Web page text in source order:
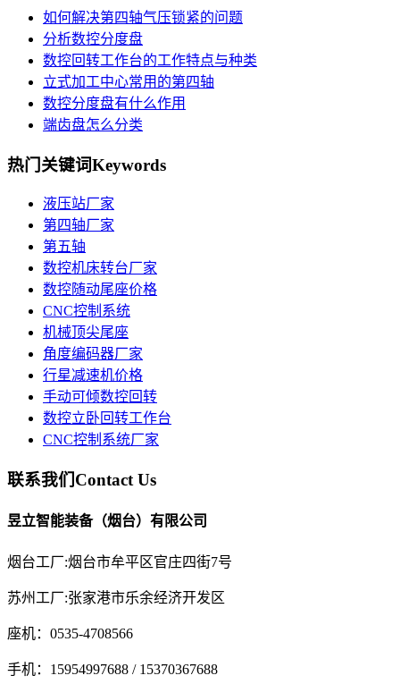
如何解决第四轴气压锁紧的问题
分析数控分度盘
数控回转工作台的工作特点与种类
立式加工中心常用的第四轴
数控分度盘有什么作用
端齿盘怎么分类
热门关键词Keywords
液压站厂家
第四轴厂家
第五轴
数控机床转台厂家
数控随动尾座价格
CNC控制系统
机械顶尖尾座
角度编码器厂家
行星减速机价格
手动可倾数控回转
数控立卧回转工作台
CNC控制系统厂家
联系我们Contact Us
昱立智能装备（烟台）有限公司
烟台工厂:烟台市牟平区官庄四街7号
苏州工厂:张家港市乐余经济开发区
座机：0535-4708566
手机：15954997688 / 15370367688